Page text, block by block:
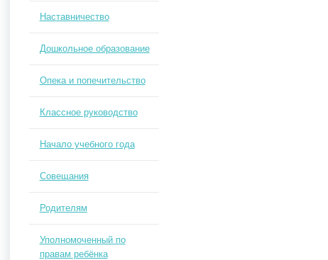
Наставничество
Дошкольное образование
Опека и попечительство
Классное руководство
Начало учебного года
Совещания
Родителям
Уполномоченный по
правам ребёнка